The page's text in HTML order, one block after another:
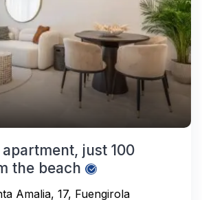
just 100
the beach
Amalia, 17, Fuengirola